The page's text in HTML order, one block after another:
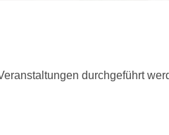
durchgeführt